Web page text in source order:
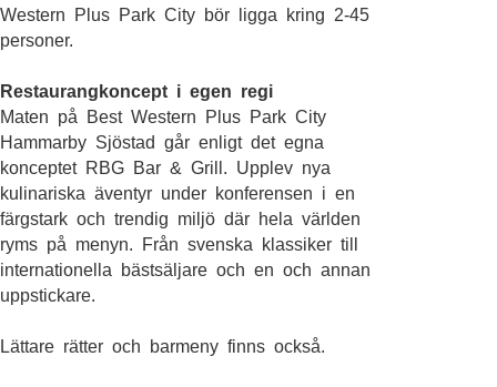
Western Plus Park City bör ligga kring 2-45
personer.
Restaurangkoncept i egen regi
Maten på Best Western Plus Park City
Hammarby Sjöstad går enligt det egna
konceptet RBG Bar & Grill. Upplev nya
kulinariska äventyr under konferensen i en
färgstark och trendig miljö där hela världen
ryms på menyn. Från svenska klassiker till
internationella bästsäljare och en och annan
uppstickare.
Lättare rätter och barmeny finns också.